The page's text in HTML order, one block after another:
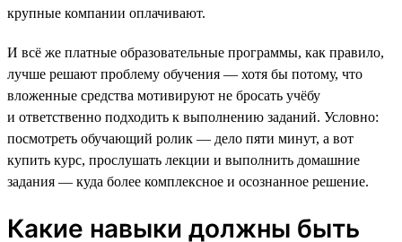
крупные компании оплачивают.
И всё же платные образовательные программы, как правило,
лучше решают проблему обучения — хотя бы потому, что
вложенные средства мотивируют не бросать учёбу
и ответственно подходить к выполнению заданий. Условно:
посмотреть обучающий ролик — дело пяти минут, а вот
купить курс, прослушать лекции и выполнить домашние
задания — куда более комплексное и осознанное решение.
Какие навыки должны быть